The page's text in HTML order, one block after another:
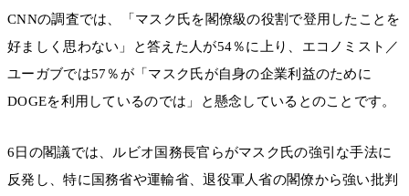
CNNの調査では、「マスク氏を閣僚級の役割で登用したことを
好ましく思わない」と答えた人が54％に上り、エコノミスト／
ユーガブでは57％が「マスク氏が自身の企業利益のために
DOGEを利用しているのでは」と懸念しているとのことです。
6日の閣議では、ルビオ国務長官らがマスク氏の強引な手法に
反発し、特に国務省や運輸省、退役軍人省の閣僚から強い批判